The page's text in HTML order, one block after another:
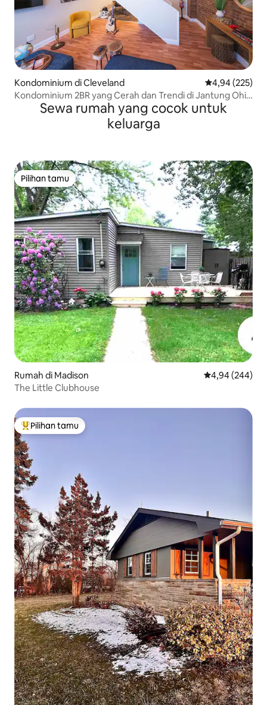
Kondominium di Cleveland Nilai rata-rata
4,94 (225)
Kondominium 2BR yang Cerah dan Trendi di Jantung Ohio
Sewa rumah yang cocok untuk
keluarga
Pilihan tamu
Pilihan tamu
Rumah di Madison Nilai rata-rata
4,94 (244)
The Little Clubhouse
Pilihan tamu terpopuler
Pilihan tamu